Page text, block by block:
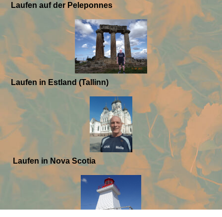
Laufen auf der Peleponnes
Laufen in Estland (Tallinn)
Laufen in Nova Scotia